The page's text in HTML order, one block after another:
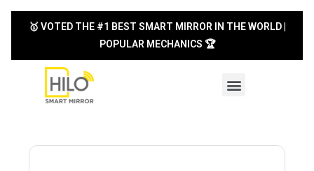
🥇 VOTED THE #1 BEST SMART MIRROR IN THE WORLD |
POPULAR MECHANICS 🏆